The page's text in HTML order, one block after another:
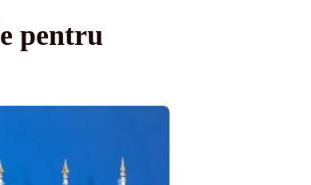
pentru